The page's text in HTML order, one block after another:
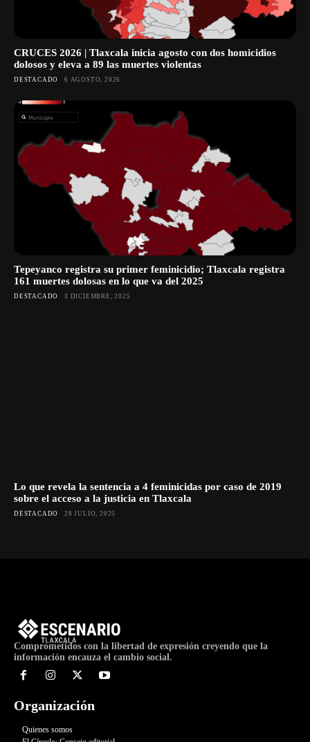
CRUCES 2026 | Tlaxcala inicia agosto con dos homicidios
dolosos y eleva a 89 las muertes violentas
DESTACADO 6 AGOSTO, 2026
Tepeyanco registra su primer feminicidio; Tlaxcala registra
161 muertes dolosas en lo que va del 2025
DESTACADO 3 DICIEMBRE, 2025
Lo que revela la sentencia a 4 feminicidas por caso de 2019
sobre el acceso a la justicia en Tlaxcala
DESTACADO 28 JULIO, 2025
Comprometidos con la libertad de expresión creyendo que la
información encauza el cambio social.
Organización
Quienes somos